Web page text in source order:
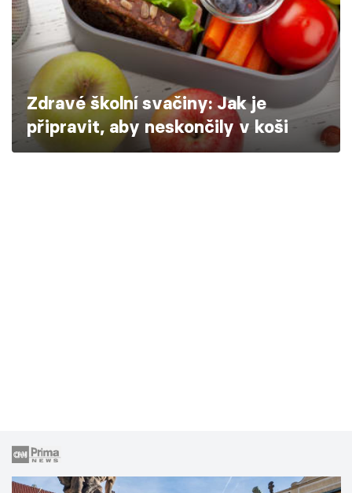
Škola vaření
Recepty z TV
Speciál: Cuketa
Těhotnej kuchař
Zdravé školní svačiny: Jak je
připravit, aby neskončily v koši